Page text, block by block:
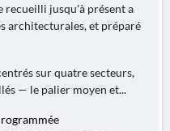
recueilli jusqu'à présent a
architecturales, et préparé
sur quatre secteurs,
— le palier moyen et...